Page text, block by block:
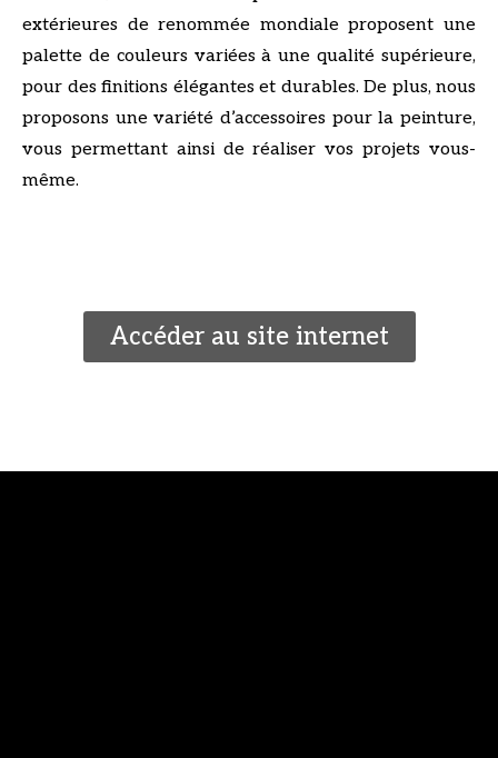
extérieures de renommée mondiale proposent une
palette de couleurs variées à une qualité supérieure,
pour des finitions élégantes et durables. De plus, nous
proposons une variété d’accessoires pour la peinture,
vous permettant ainsi de réaliser vos projets vous-
même.
Accéder au site internet